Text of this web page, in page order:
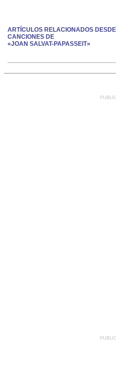
ARTÍCULOS RELACIONADOS
CANCIONES DE
«JOAN SALVAT-PAPASSEIT»